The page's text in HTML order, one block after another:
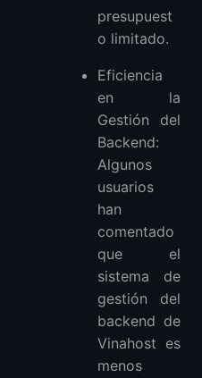
presupuest
o limitado.
Eficiencia
en la
Gestión del
Backend:
Algunos
usuarios
han
comentado
que el
sistema de
gestión del
backend de
Vinahost es
menos